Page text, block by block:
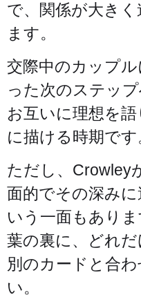
で、関係が大き
ます。
交際中のカップ
った次のステッ
お互いに理想を
に描ける時期です
ただし、Crowley
面的でその深み
いう一面もあり
葉の裏に、どれだ
別のカードと合
い。